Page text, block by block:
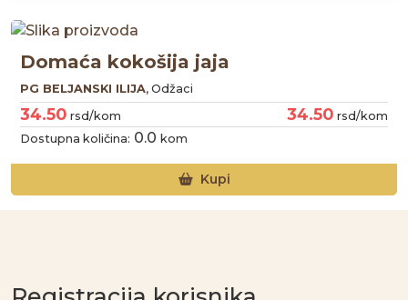
Registracija korisnika
Fizičko lice, odnosno krajnji korisnik, kupac, na strani
navedenim i pritisne opciju „registruj se“.